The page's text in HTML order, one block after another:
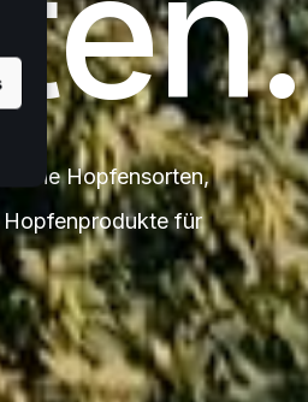
Hopfensorten,
Hopfenprodukte für